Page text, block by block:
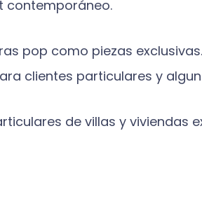
contemporáneo.
pop como piezas
clientes particulares y
de villas y viviendas